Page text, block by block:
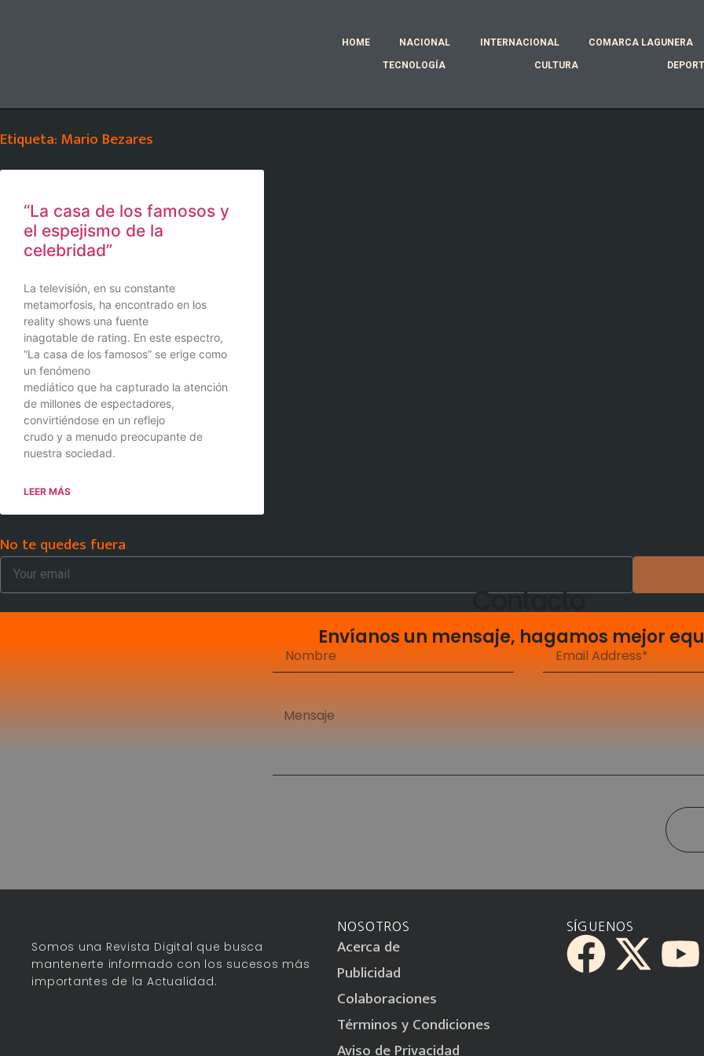
HOME NACIONAL INTERNACIONAL COMARCA LAGUNERA
TECNOLOGÍA CULTURA
Etiqueta: Mario Bezares
“La casa de los famosos y
el espejismo de la
celebridad”
La televisión, en su constante
metamorfosis, ha encontrado en los
reality shows una fuente
inagotable de rating. En este espectro,
“La casa de los famosos” se erige como
un fenómeno
mediático que ha capturado la atención
de millones de espectadores,
convirtiéndose en un reflejo
crudo y a menudo preocupante de
nuestra sociedad.
LEER MÁS
No te quedes fuera
Contacto
Envíanos un mensaje, hagamos mejor
Somos una Revista Digital que busca
mantenerte informado con los sucesos más
importantes de la Actualidad.
NOSOTROS
Acerca de
Publicidad
Colaboraciones
Términos y Condiciones
Aviso de Privacidad
SÍGUENOS